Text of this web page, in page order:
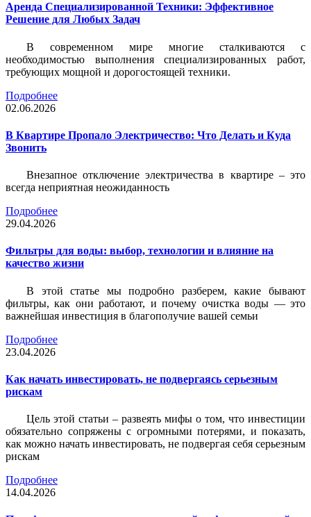
Аренда Специализированной Техники: Эффективное
Решение для Любых Задач
В современном мире многие сталкиваются с
необходимостью выполнения специализированных работ,
требующих мощной и дорогостоящей техники.
Подробнее
02.06.2026
В Квартире Пропало Электричество: Что Делать и Куда
Звонить
Внезапное отключение электричества в квартире – это
всегда неприятная неожиданность
Подробнее
29.04.2026
Фильтры для воды: выбор, технологии и влияние на
качество жизни
В этой статье мы подробно разберем, какие бывают
фильтры, как они работают, и почему очистка воды — это
важнейшая инвестиция в благополучие вашей семьи
Подробнее
23.04.2026
Как начать инвестировать, не подвергаясь серьезным
рискам
Цель этой статьи – развеять мифы о том, что инвестиции
обязательно сопряжены с огромными потерями, и показать,
как можно начать инвестировать, не подвергая себя серьезным
рискам
Подробнее
14.04.2026